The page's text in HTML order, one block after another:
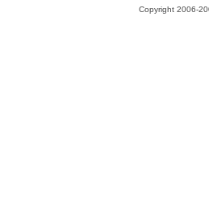
Copyright 2006-